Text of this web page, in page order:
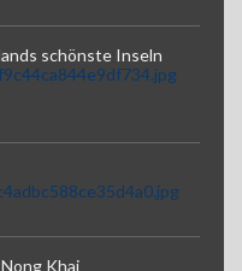
schönste Inseln
Khai